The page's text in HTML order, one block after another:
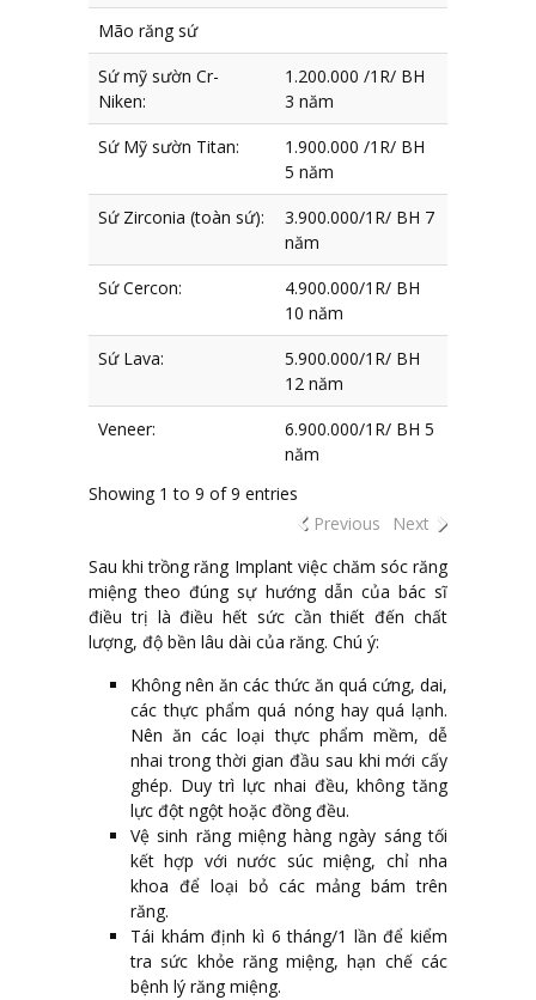
Mão răng sứ
Sứ mỹ sườn Cr-
Niken:
1.200.000 /1R/ BH
3 năm
Sứ Mỹ sườn Titan:
1.900.000 /1R/ BH
5 năm
Sứ Zirconia (toàn sứ):
3.900.000/1R/ BH 7
năm
Sứ Cercon:
4.900.000/1R/ BH
10 năm
Sứ Lava:
5.900.000/1R/ BH
12 năm
Veneer:
6.900.000/1R/ BH 5
năm
Showing 1 to 9 of 9 entries
Previous
Next
Sau khi trồng răng Implant việc chăm sóc răng
miệng theo đúng sự hướng dẫn của bác sĩ
điều trị là điều hết sức cần thiết đến chất
lượng, độ bền lâu dài của răng. Chú ý:
Không nên ăn các thức ăn quá cứng, dai,
các thực phẩm quá nóng hay quá lạnh.
Nên ăn các loại thực phẩm mềm, dễ
nhai trong thời gian đầu sau khi mới cấy
ghép. Duy trì lực nhai đều, không tăng
lực đột ngột hoặc đồng đều.
Vệ sinh răng miệng hàng ngày sáng tối
kết hợp với nước súc miệng, chỉ nha
khoa để loại bỏ các mảng bám trên
răng.
Tái khám định kì 6 tháng/1 lần để kiểm
tra sức khỏe răng miệng, hạn chế các
bệnh lý răng miệng.